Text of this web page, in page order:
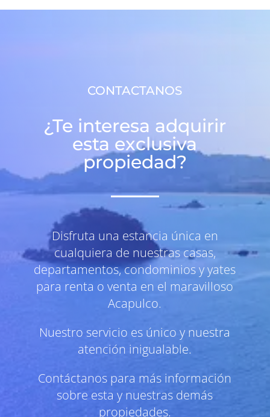
CONTACTANOS
¿Te interesa adquirir
esta exclusiva
propiedad?
Disfruta una estancia única en
cualquiera de nuestras casas,
departamentos, condominios y yates
para renta o venta en el maravilloso
Acapulco.
Nuestro servicio es único y nuestra
atención inigualable.
Contáctanos para más información
sobre esta y nuestras demás
propiedades.